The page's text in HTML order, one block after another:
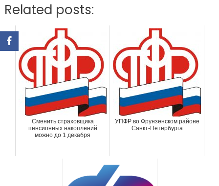
Related posts:
Сменить страховщика
пенсионных накоплений
можно до 1 декабря
УПФР во Фрунзенском районе
Санкт-Петербурга